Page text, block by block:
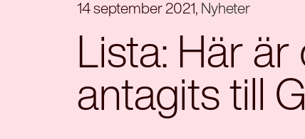
14 september 2021, Nyheter
Lista: Här
antagits till